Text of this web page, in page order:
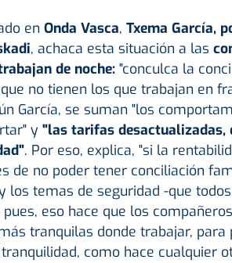
en Onda Vasca, Txema García,
, achaca esta situación a las
de noche:"conculca la
no tienen los que trabajan en
García, se suman "los
y "las tarifas desactualizadas,
. Por eso, explica, "si la
de no poder tener conciliación
los temas de seguridad -que
pues, eso hace que los
tranquilas donde trabajar,
como hace cualquier